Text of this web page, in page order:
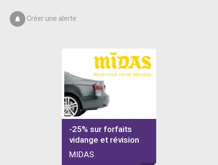
Créer une alerte
-25% sur forfaits
vidange et révision
MIDAS